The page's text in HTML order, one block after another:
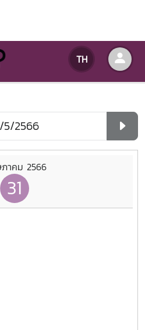
TH
งหน่วยงาน
าน
าคม 2566
31